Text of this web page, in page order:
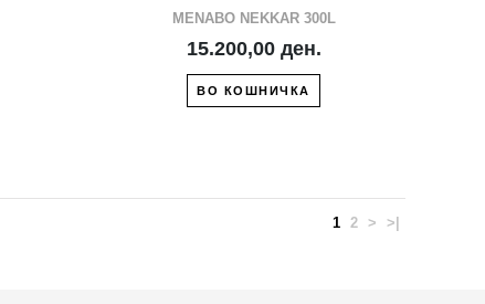
MENABO NEKKAR 300L
15.200,00 ден.
ВО КОШНИЧКА
1 2 > >|